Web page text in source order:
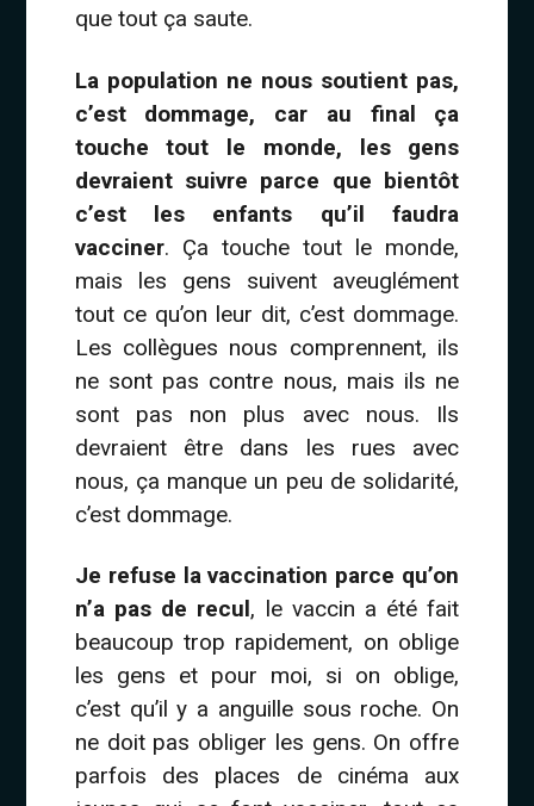
que tout ça saute.
La population ne nous soutient pas,
c’est dommage, car au final ça
touche tout le monde, les gens
devraient suivre parce que bientôt
c’est les enfants qu’il faudra
vacciner. Ça touche tout le monde,
mais les gens suivent aveuglément
tout ce qu’on leur dit, c’est dommage.
Les collègues nous comprennent, ils
ne sont pas contre nous, mais ils ne
sont pas non plus avec nous. Ils
devraient être dans les rues avec
nous, ça manque un peu de solidarité,
c’est dommage.
Je refuse la vaccination parce qu’on
n’a pas de recul, le vaccin a été fait
beaucoup trop rapidement, on oblige
les gens et pour moi, si on oblige,
c’est qu’il y a anguille sous roche. On
ne doit pas obliger les gens. On offre
parfois des places de cinéma aux